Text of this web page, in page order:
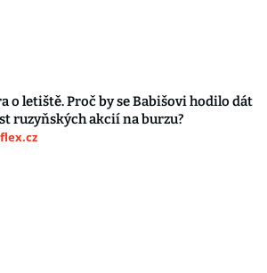
o letiště. Proč by se Babišovi hodilo dát
ruzyňských akcií na burzu?